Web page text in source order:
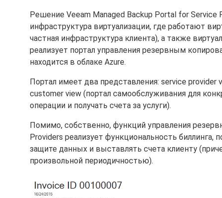
Решение Veeam Managed Backup Portal for
инфраструктура виртуализации, где работают
частная инфраструктура клиента), а также
реализует портал управления резервным
находится в облаке Azure.
Портал имеет два представления: service
customer view (портал самообслуживания для
операции и получать счета за услуги).
Помимо, собственно, функций управления
Providers реализует функциональность
защите данных и выставлять счета клиенту
произвольной периодичностью).